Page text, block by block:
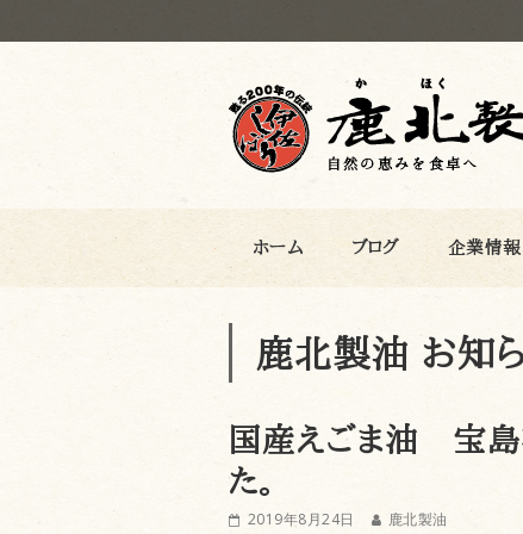
ホーム ブログ 企業情報
鹿北製油 お知
国産えごま油 宝島
た。
2019年8月24日 鹿北製油